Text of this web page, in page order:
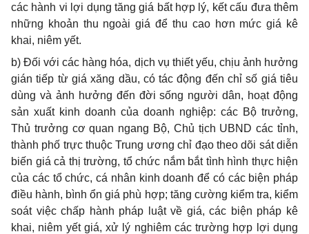
các hành vi lợi dụng tăng giá bất hợp lý, kết cấu đưa thêm
những khoản thu ngoài giá để thu cao hơn mức giá kê
khai, niêm yết.
b) Đối với các hàng hóa, dịch vụ thiết yếu, chịu ảnh hưởng
gián tiếp từ giá xăng dầu, có tác động đến chỉ số giá tiêu
dùng và ảnh hưởng đến đời sống người dân, hoạt động
sản xuất kinh doanh của doanh nghiệp: các Bộ trưởng,
Thủ trưởng cơ quan ngang Bộ, Chủ tịch UBND các tỉnh,
thành phố trực thuộc Trung ương chỉ đạo theo dõi sát diễn
biến giá cả thị trường, tổ chức nắm bắt tình hình thực hiện
của các tổ chức, cá nhân kinh doanh để có các biện pháp
điều hành, bình ổn giá phù hợp; tăng cường kiểm tra, kiểm
soát việc chấp hành pháp luật về giá, các biện pháp kê
khai, niêm yết giá, xử lý nghiêm các trường hợp lợi dụng